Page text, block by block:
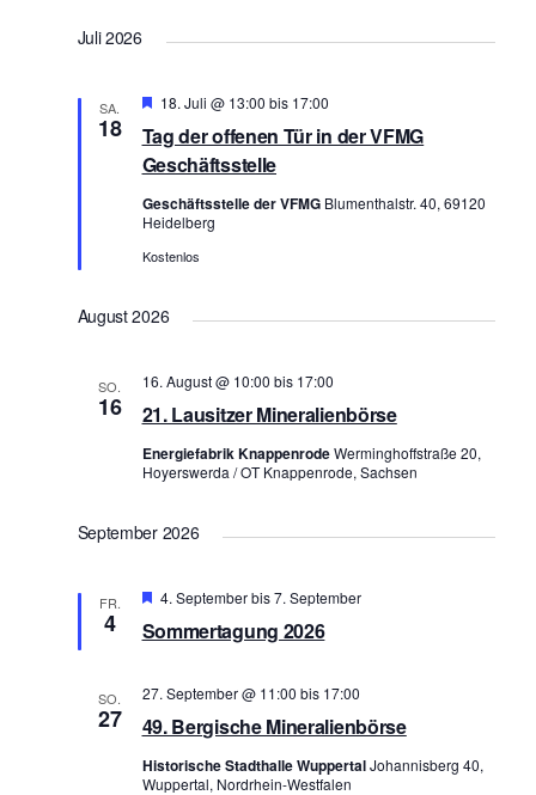
e
u
h
n
s
i
h
v
n
t
N
a
i
Juli 2026
SA.
18
Tag der offenen Tür in der VFMG
Geschäftsstelle
Hervorgehoben
18. Juli @ 13:00 bis 17:00
Geschäftsstelle der VFMG Blumenthalstr. 40, 69120
Heidelberg
Kostenlos
August 2026
SO.
16 21. Lausitzer Mineralienbörse
16. August @ 10:00 bis 17:00
Energiefabrik KnappenrodeWerminghoffstraße 20,
Hoyerswerda / OT Knappenrode, Sachsen
September 2026
FR.
4 Sommertagung 2026
Hervorgehoben
4. Septemberbis7. September
SO.
27 49. Bergische Mineralienbörse
27. September @ 11:00 bis 17:00
Historische Stadthalle WuppertalJohannisberg 40,
Wuppertal, Nordrhein-Westfalen